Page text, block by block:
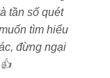
hình ảnh luôn
cao. Chơi game,
mượt, không
Boost 240Hz,
tần số quét
tìm hiểu
đừng ngại